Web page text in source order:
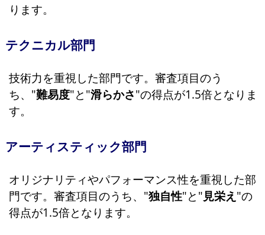
ります。
テクニカル部門
技術力を重視した部門です。審査項目のう
ち、"難易度"と"滑らかさ"の得点が1.5倍となりま
す。
アーティスティック部門
オリジナリティやパフォーマンス性を重視した部
門です。審査項目のうち、"独自性"と" 見栄え "の
得点が1.5倍となります。